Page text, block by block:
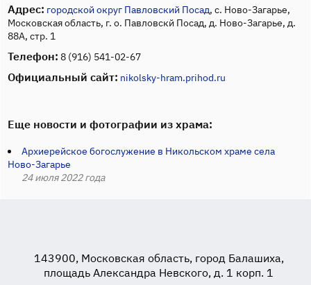
Адрес: городской округ Павловский Посад, с. Ново-Загарье,
Московская область, г. о. Павловскй Посад, д. Ново-Загарье, д.
88А, стр. 1
Телефон: 8 (916) 541-02-67
Официальный сайт: nikolsky-hram.prihod.ru
Еще новости и фотографии из храма:
Архиерейское богослужение в Никольском храме села
Ново-Загарье
24 июля 2022 года
143900, Московская область, город Балашиха,
площадь Александра Невского, д. 1 корп. 1